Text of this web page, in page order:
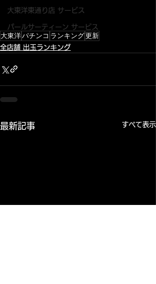
大東洋東通り店 サービス
パールサーティーン サービス
大東洋パチンコ ランキング更新
全店舗 出玉ランキング
最新記事 すべて表示